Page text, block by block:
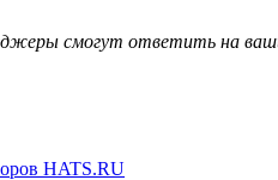
смогут ответить на ваши